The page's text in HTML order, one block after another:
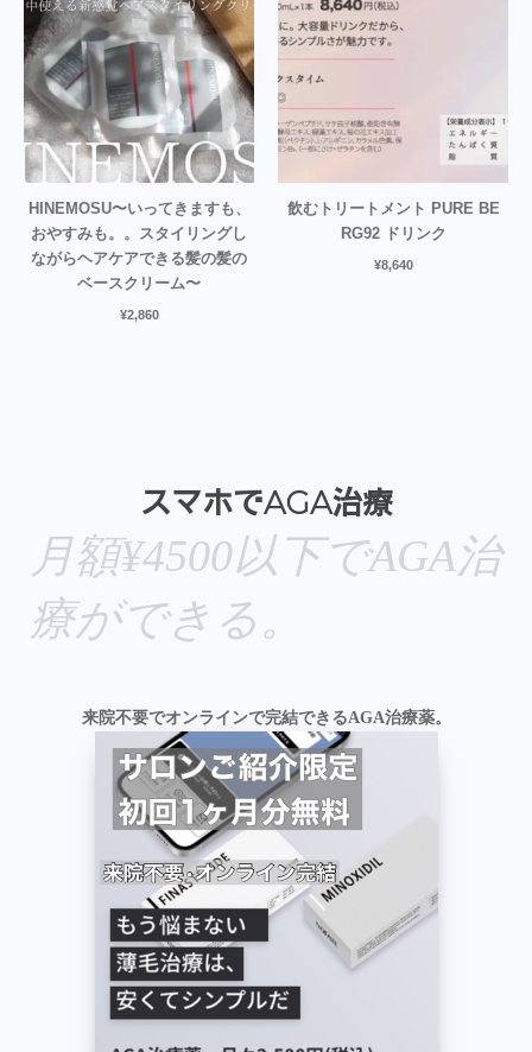
HINEMOSU〜いってきますも、
おやすみも。。スタイリングし
ながらヘアケアできる髪の髪の
ベースクリーム〜
¥2,860
飲むトリートメント PURE BE
RG92 ドリンク
¥8,640
スマホでAGA治療
月額¥4500以下でAGA治
療ができる。
来院不要でオンラインで完結できるAGA治療薬。